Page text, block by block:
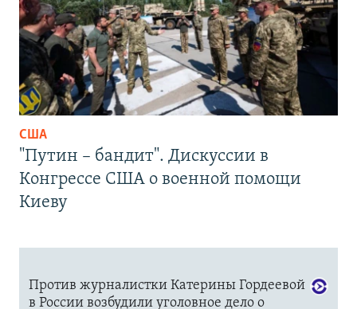
США
"Путин – бандит". Дискуссии в
Конгрессе США о военной помощи
Киеву